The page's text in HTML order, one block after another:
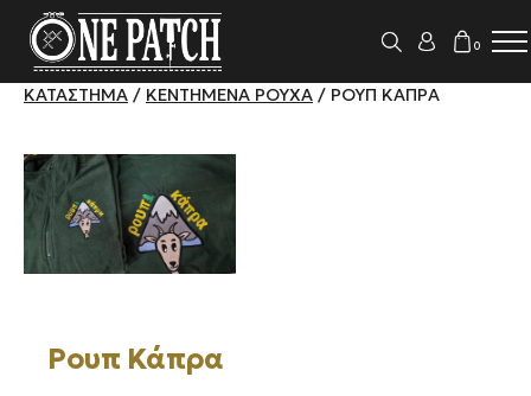
0
ΚΑΤΆΣΤΗΜΑ / ΚΕΝΤΗΜΈΝΑ ΡΟΎΧΑ / ΡΟΥΠ ΚΆΠΡΑ
Ρουπ Κάπρα